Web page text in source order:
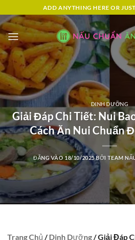
qua
nội
dung
ADD ANYTHING HERE OR
DINH DƯỠNG
Giải Đáp Chi Tiết: Nui
Cách Ăn Nui Chuẩn
ĐĂNG VÀO18/10/2025BỞI TEAM
Trang Chủ /Dinh Dưỡng/ Giải Đáp